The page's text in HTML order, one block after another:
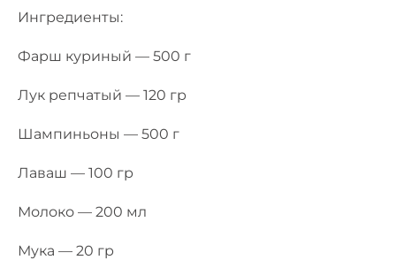
Ингредиенты:
Фарш куриный — 500 г
Лук репчатый — 120 гр
Шампиньоны — 500 г
Лаваш — 100 гр
Молоко — 200 мл
Мука — 20 гр